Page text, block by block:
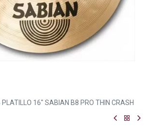
16" SABIAN B8 PRO THIN CRASH